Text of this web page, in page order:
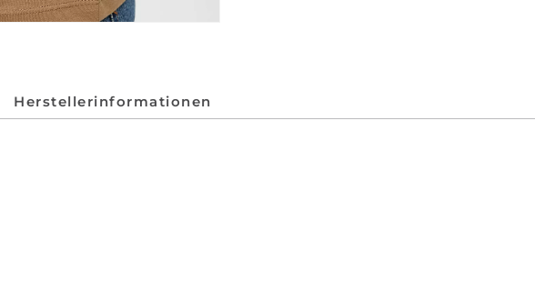
Herstellerinformationen